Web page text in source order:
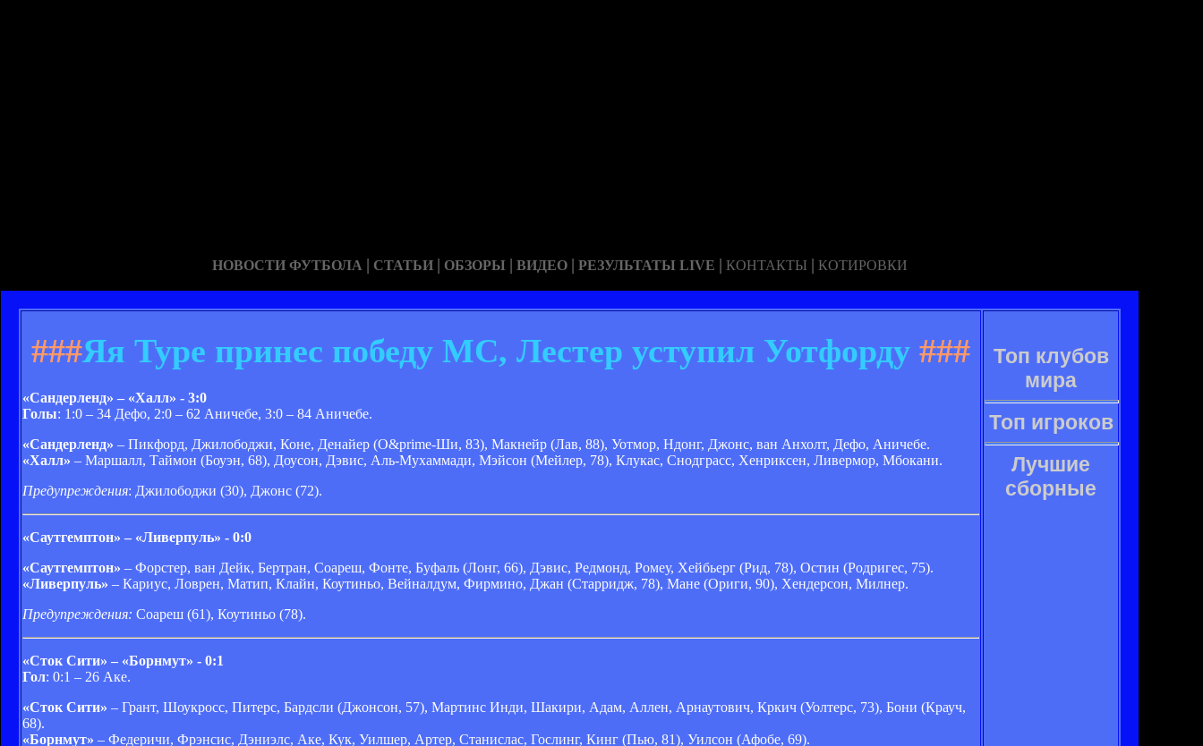
НОВОСТИ ФУТБОЛА | СТАТЬИ | ОБЗОРЫ | ВИДЕО | РЕЗУЛЬТАТЫ LIVE | КОНТАКТЫ | КОТИРОВКИ
###Яя Туре принес победу МС, Лестер уступил Уотфорду ###
«Сандерленд» – «Халл» - 3:0
Голы: 1:0 – 34 Дефо, 2:0 – 62 Аничебе, 3:0 – 84 Аничебе.
«Сандерленд» – Пикфорд, Джилободжи, Коне, Денайер (О&prime-Ши, 83), Макнейр (Лав, 88), Уотмор, Ндонг, Джонс, ван Анхолт, Дефо, Аничебе.
«Халл» – Маршалл, Таймон (Боуэн, 68), Доусон, Дэвис, Аль-Мухаммади, Мэйсон (Мейлер, 78), Клукас, Снодграсс, Хенриксен, Ливермор, Мбокани.
Предупреждения: Джилободжи (30), Джонс (72).
«Саутгемптон» – «Ливерпуль» - 0:0
«Саутгемптон» – Форстер, ван Дейк, Бертран, Соареш, Фонте, Буфаль (Лонг, 66), Дэвис, Редмонд, Ромеу, Хейбьерг (Рид, 78), Остин (Родригес, 75).
«Ливерпуль» – Кариус, Ловрен, Матип, Клайн, Коутиньо, Вейналдум, Фирмино, Джан (Старридж, 78), Мане (Ориги, 90), Хендерсон, Милнер.
Предупреждения: Соареш (61), Коутиньо (78).
«Сток Сити» – «Борнмут» - 0:1
Гол: 0:1 – 26 Аке.
«Сток Сити» – Грант, Шоукросс, Питерс, Бардсли (Джонсон, 57), Мартинс Инди, Шакири, Адам, Аллен, Арнаутович, Кркич (Уолтерс, 73), Бони (Крауч,
68).
«Борнмут» – Федеричи, Фрэнсис, Дэниэлс, Аке, Кук, Уилшер, Артер, Станислас, Гослинг, Кинг (Пью, 81), Уилсон (Афобе, 69).
Топ клубов
мира
Топ игроков
Лучшие
сборные